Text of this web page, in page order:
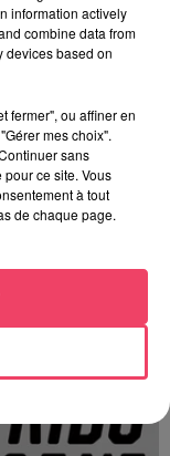
information actively
combine data from
devices based on
fermer", ou affiner en
mes choix".
sans
ce site. Vous
à tout
de chaque page.